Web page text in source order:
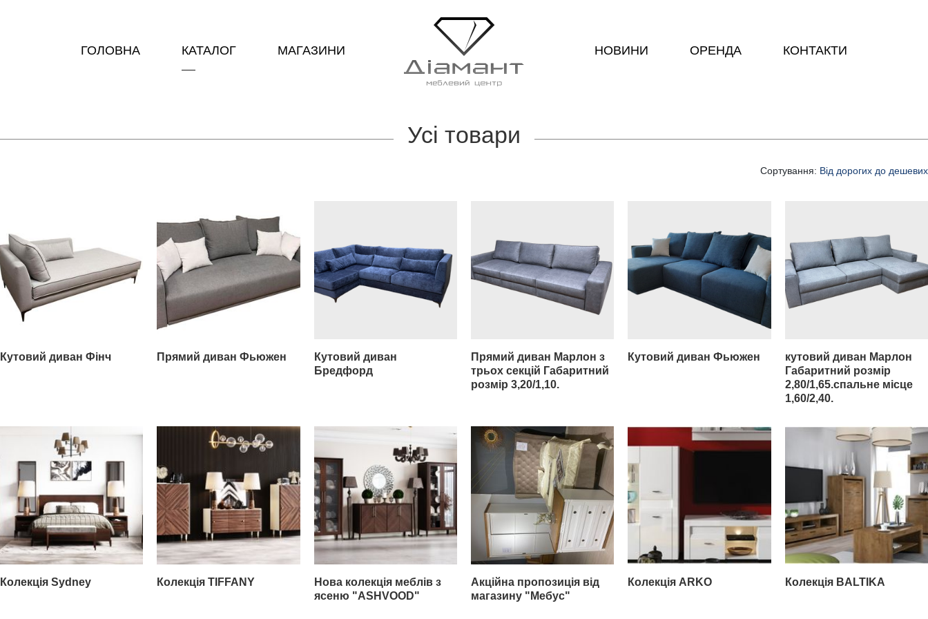
ГОЛОВНА КАТАЛОГ МАГАЗИНИ НОВИНИ ОРЕНДА КОНТАКТИ
Усі товари
Сортування: Від дорогих до дешевих
Кутовий диван Фінч Прямий диван Фьюжен
Кутовий диван
Бредфорд
Прямий диван Марлон з
трьох секцій Габаритний
розмір 3,20/1,10.
Кутовий диван Фьюжен
кутовий диван Марлон
Габаритний розмір
2,80/1,65.спальне місце
1,60/2,40.
Колекція Sydney Колекція TIFFANY
Нова колекція меблів з
ясеню "ASHVOOD"
Акційна пропозиція від
магазину "Мебус"
Колекція ARKO Колекція BALTIKA